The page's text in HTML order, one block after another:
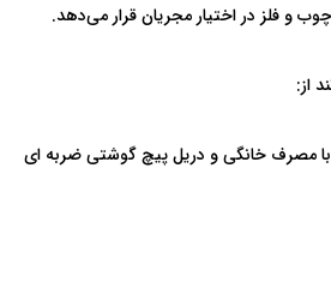
و فلز در اختیار مجریان قرار می‌دهد.
از:
مصرف خانگی و دریل پیچ گوشتی ضربه ای